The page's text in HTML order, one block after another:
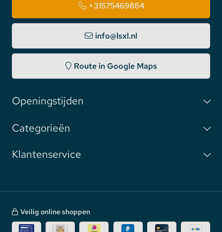
+31575469884
info@lsxl.nl
Route in Google Maps
Openingstijden
Categorieën
Klantenservice
Veilig online shoppen